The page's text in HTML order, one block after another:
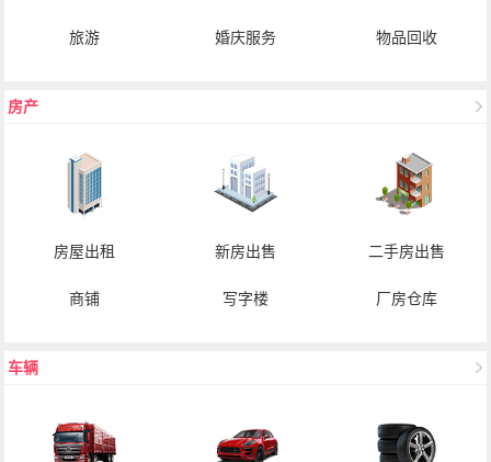
旅游 婚庆服务 物品回收
房产
房屋出租 新房出售 二手房出售
商铺 写字楼 厂房仓库
车辆